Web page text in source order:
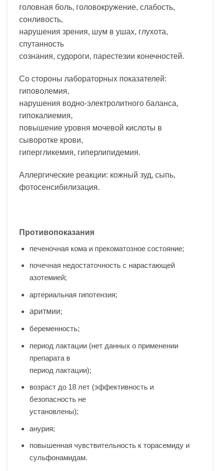
головная боль, головокружение, слабость,
сонливость,
нарушения зрения, шум в ушах, глухота,
спутанность
сознания, судороги, парестезии конечностей.
Со стороны лабораторных показателей:
гиповолемия,
нарушения водно-электролитного баланса,
гипокалиемия,
повышение уровня мочевой кислоты в
сыворотке крови,
гипергликемия, гиперлипидемия.
Аллергические реакции: кожный зуд, сыпь,
фотосенсибилизация.
Противопоказания
печеночная кома и прекоматозное состояние;
почечная недостаточность с нарастающей
азотемией;
артериальная гипотензия;
аритмии;
беременность;
период лактации (нет данных о применении
препарата в
период лактации);
возраст до 18 лет (эффективность и
безопасность не
установлены);
анурия;
повышенная чувствительность к торасемиду и
сульфонамидам.